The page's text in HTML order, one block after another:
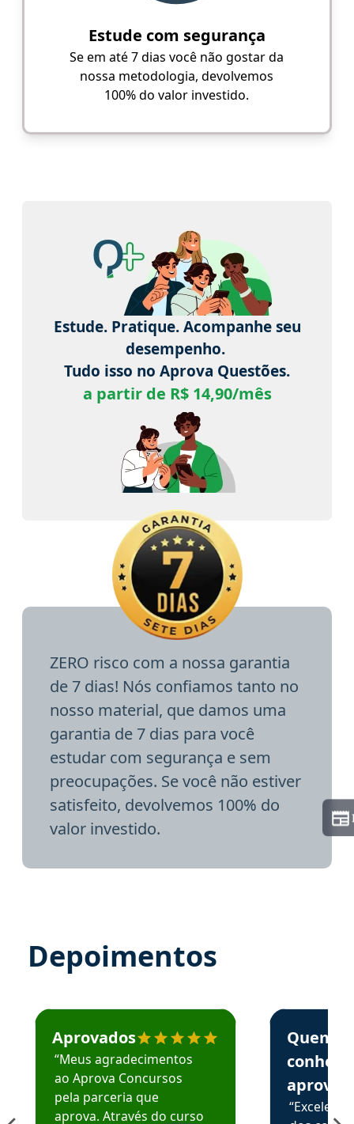
Estude com segurança
Se em até 7 dias você não gostar da
nossa metodologia, devolvemos
100% do valor investido.
Estude. Pratique. Acompanhe seu
desempenho.
Tudo isso no Aprova Questões.
a partir de R$ 14,90/mês
ZERO risco com a nossa garantia
de 7 dias! Nós confiamos tanto no
nosso material, que damos uma
garantia de 7 dias para você
estudar com segurança e sem
preocupações. Se você não estiver
satisfeito, devolvemos 100% do
valor investido.
Depoimentos
Estudante José recomenda o Aprova Concursos em
Aprovados
“Meus agradecimentos
ao Aprova Concursos
pela parceria que
aprova. Através do curso
Estudante
Quem
aprova